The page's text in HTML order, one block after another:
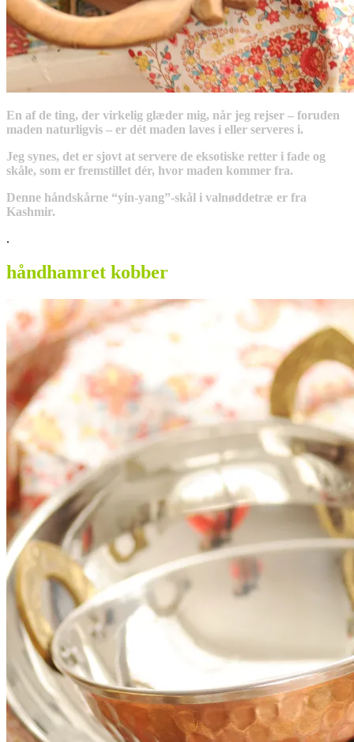
En af de ting, der virkelig glæder mig, når jeg rejser – foruden
maden naturligvis – er dét maden laves i eller serveres i.
Jeg synes, det er sjovt at servere de eksotiske retter i fade og
skåle, som er fremstillet dér, hvor maden kommer fra.
Denne håndskårne “yin-yang”-skål i valnøddetræ er fra
Kashmir.
.
håndhamret kobber